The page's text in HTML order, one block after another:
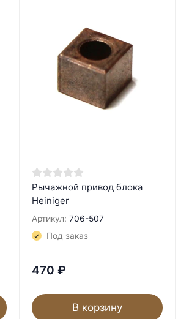
Рычажной привод блока
Heiniger
Артикул: 706-507
Под заказ
470 ₽
В корзину